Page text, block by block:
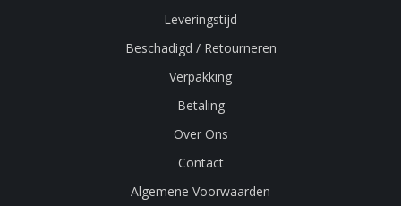
Leveringstijd
Beschadigd / Retourneren
Verpakking
Betaling
Over Ons
Contact
Algemene Voorwaarden